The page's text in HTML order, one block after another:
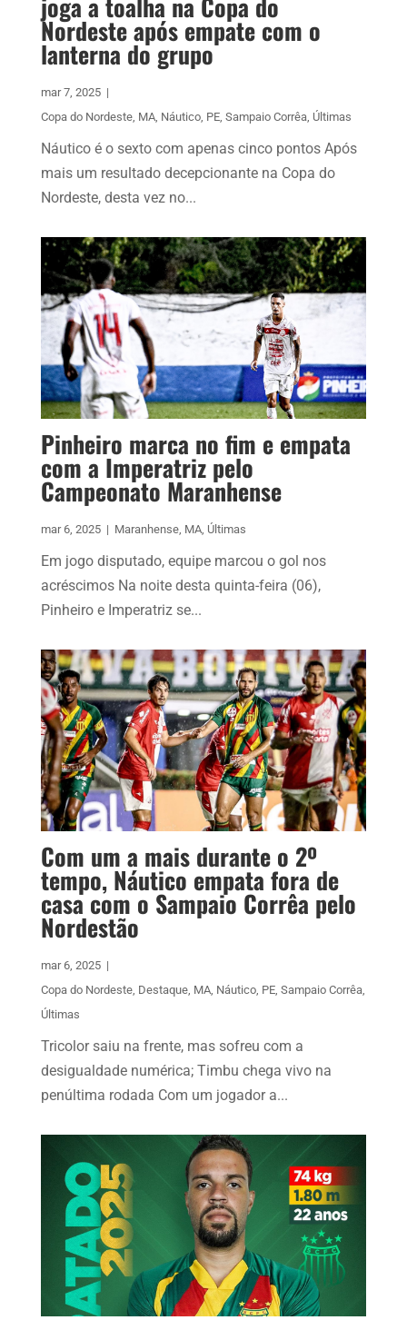
Nordeste após empate com o
lanterna do grupo
mar 7, 2025 |
Copa do Nordeste, MA, Náutico, PE, Sampaio Corrêa, Últimas
Náutico é o sexto com apenas cinco pontos Após
mais um resultado decepcionante na Copa do
Nordeste, desta vez no...
Pinheiro marca no fim e empata
com a Imperatriz pelo
Campeonato Maranhense
mar 6, 2025 | Maranhense, MA, Últimas
Em jogo disputado, equipe marcou o gol nos
acréscimos Na noite desta quinta-feira (06),
Pinheiro e Imperatriz se...
Com um a mais durante o 2º
tempo, Náutico empata fora de
casa com o Sampaio Corrêa pelo
Nordestão
mar 6, 2025 |
Copa do Nordeste, Destaque, MA, Náutico, PE, Sampaio Corrêa,
Últimas
Tricolor saiu na frente, mas sofreu com a
desigualdade numérica; Timbu chega vivo na
penúltima rodada Com um jogador a...